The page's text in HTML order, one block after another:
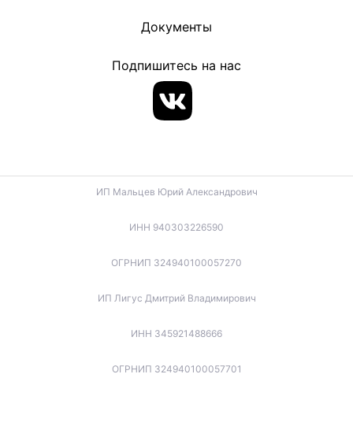
Документы
Подпишитесь на нас
ИП Мальцев Юрий Александрович
ИНН 940303226590
ОГРНИП 324940100057270
ИП Лигус Дмитрий Владимирович
ИНН 345921488666
ОГРНИП 324940100057701